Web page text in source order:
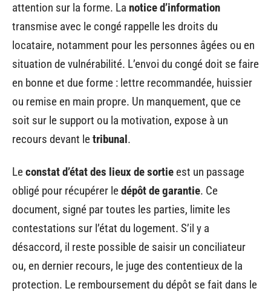
attention sur la forme. La notice d’information
transmise avec le congé rappelle les droits du
locataire, notamment pour les personnes âgées ou en
situation de vulnérabilité. L’envoi du congé doit se faire
en bonne et due forme : lettre recommandée, huissier
ou remise en main propre. Un manquement, que ce
soit sur le support ou la motivation, expose à un
recours devant letribunal.
Leconstat d’état des lieux de sortie est un passage
obligé pour récupérer ledépôt de garantie. Ce
document, signé par toutes les parties, limite les
contestations sur l’état du logement. S’il y a
désaccord, il reste possible de saisir un conciliateur
ou, en dernier recours, le juge des contentieux de la
protection. Le remboursement du dépôt se fait dans le